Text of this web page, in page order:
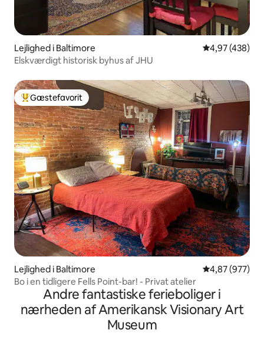
Lejlighed i Baltimore 4,97 ud af 5 i
4,97 (438)
Elskværdigt historisk byhus af JHU
Bedste gæstefavorit
Gæstefavorit
Lejlighed i Baltimore 4,87 ud af 5 i
4,87 (977)
Bo i en tidligere Fells Point-bar! - Privat atelier
Andre fantastiske ferieboliger i
nærheden af Amerikansk Visionary Art
Museum